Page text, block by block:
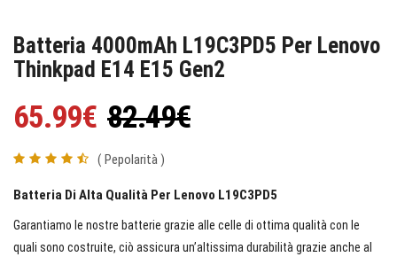
Batteria 4000mAh L19C3PD5 Per Lenovo
Thinkpad E14 E15 Gen2
65.99€ 82.49€
( Pepolarità )
Batteria Di Alta Qualità Per Lenovo L19C3PD5
Garantiamo le nostre batterie grazie alle celle di ottima qualità con le
quali sono costruite, ciò assicura un’altissima durabilità grazie anche al